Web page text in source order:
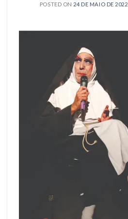
POSTED ON 24 DE MAIO DE 2022